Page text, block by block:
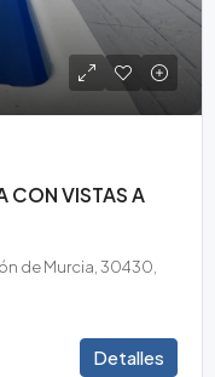
CON VISTAS A
de Murcia, 30430,
Detalles